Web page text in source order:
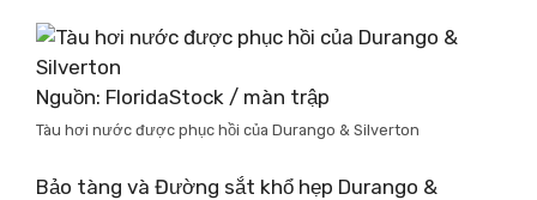
Nguồn: FloridaStock / màn trập
Tàu hơi nước được phục hồi của Durango & Silverton
Bảo tàng và Đường sắt khổ hẹp Durango &